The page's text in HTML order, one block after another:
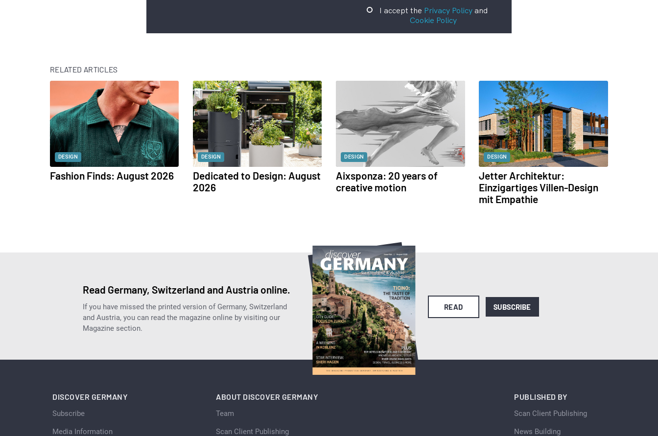
I accept the Privacy Policyand
Cookie Policy
RELATED ARTICLES
DESIGN
Fashion Finds: August 2026
DESIGN
Dedicated to Design: August
2026
DESIGN
Aixsponza: 20 years of
creative motion
DESIGN
Jetter Architektur:
Einzigartiges Villen-Design
mit Empathie
Read Germany, Switzerland and Austria online.
If you have missed the printed version of Germany, Switzerland
and Austria, you can read the magazine online by visiting our
Magazine section.
READ SUBSCRIBE
DISCOVER GERMANY
Subscribe
Media Information
ABOUT DISCOVER GERMANY
Team
Scan Client Publishing
PUBLISHED BY
Scan Client Publishing
News Building